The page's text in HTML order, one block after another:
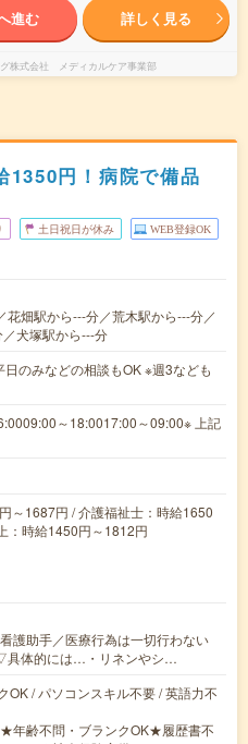
進む 詳しく見る
株式会社 メディカルケア事業部
1350円！病院で備品
土日祝日が休み WEB登録OK
花畑駅から---分／荒木駅から---分／
犬塚駅から---分
のみなどの相談もOK ※週3なども
～18:0017:00～09:00※ 上記
～1687円 / 介護福祉士：時給1650
：時給1450円～1812円
護助手／医療行為は一切行わない
具体的には…・リネンやシ…
OK / パソコンスキル不要 / 英語力不
年齢不問・ブランクOK★履歴書不